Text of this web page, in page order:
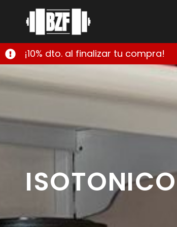
¡10% dto. al finalizar tu compra!
ISOTONICO